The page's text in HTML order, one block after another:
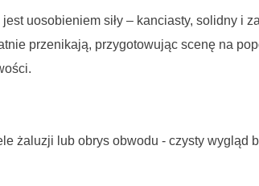
jest uosobieniem siły – kanciasty, solidny i
przenikają, przygotowując scenę na
żaluzji lub obrys obwodu - czysty wygląd